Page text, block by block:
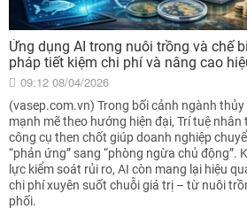
Ứng dụng AI trong nuôi trồng và chế
pháp tiết kiệm chi phí và nâng cao
09:12 08/04/2026
(vasep.com.vn) Trong bối cảnh ngành
mạnh mẽ theo hướng hiện đại, Trí tuệ
công cụ then chốt giúp doanh nghiệp
“phản ứng” sang “phòng ngừa chủ động”.
lực kiểm soát rủi ro, AI còn mang lại hiệu
chi phí xuyên suốt chuỗi giá trị – từ nuôi
phối.